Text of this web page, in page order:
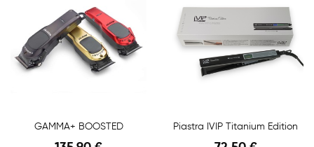
GAMMA+ BOOSTED Piastra IVIP Titanium Edition